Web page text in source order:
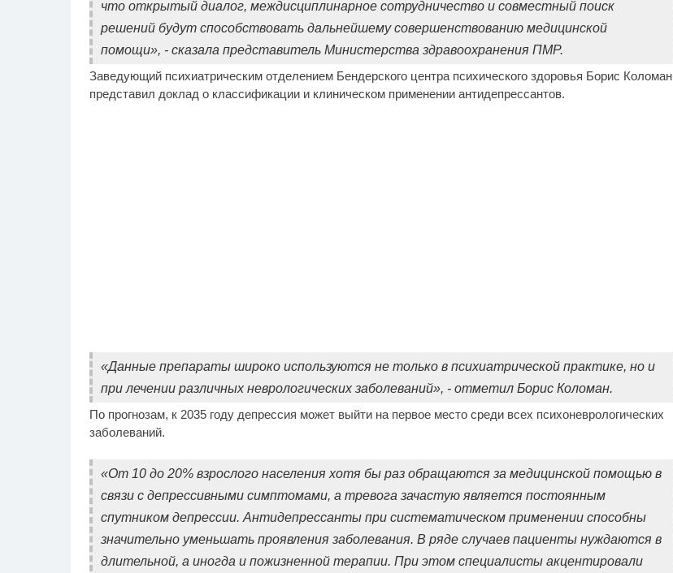
что открытый диалог, междисциплинарное сотрудничество и совместный поиск
решений будут способствовать дальнейшему совершенствованию медицинской
помощи», - сказала представитель Министерства здравоохранения ПМР.
Заведующий психиатрическим отделением Бендерского центра психического здоровья Борис Коломан
представил доклад о классификации и клиническом применении антидепрессантов.
«Данные препараты широко используются не только в психиатрической практике, но и
при лечении различных неврологических заболеваний», - отметил Борис Коломан.
По прогнозам, к 2035 году депрессия может выйти на первое место среди всех психоневрологических
заболеваний.
«От 10 до 20% взрослого населения хотя бы раз обращаются за медицинской помощью в
связи с депрессивными симптомами, а тревога зачастую является постоянным
спутником депрессии. Антидепрессанты при систематическом применении способны
значительно уменьшать проявления заболевания. В ряде случаев пациенты нуждаются в
длительной, а иногда и пожизненной терапии. При этом специалисты акцентировали